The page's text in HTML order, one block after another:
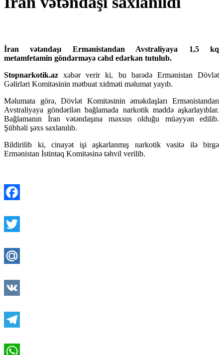
İran vətəndaşı Ermənistandan Avstraliyaya 1,5 kq
metamfetamin göndərməyə cəhd edərkən tutulub.
Stopnarkotik.azxəbər verir ki, bu barədə Ermənistan Dövlət
Gəlirləri Komitəsinin mətbuat xidməti məlumat yayıb.
Məlumata görə, Dövlət Komitəsinin əməkdaşları Ermənistandan
Avstraliyaya göndərilən bağlamada narkotik maddə aşkarlayıblar.
Bağlamanın İran vətəndaşına məxsus olduğu müəyyən edilib.
Şübhəli şəxs saxlanılıb.
Bildirilib ki, cinayət işi aşkarlanmış narkotik vasitə ilə birgə
Ermənistan İstintaq Komitəsinə təhvil verilib.